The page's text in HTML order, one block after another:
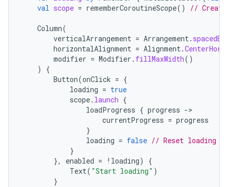
val scope = rememberCoroutineScope() // Create
Column(
verticalArrangement = Arrangement. spacedBy
horizontalAlignment = Alignment.
modifier = Modifier . fillMaxWidth()
)
{
Button(onClick = {
loading = true
scope. launch {
loadProgress { progress -
currentProgress = progress
}
loading = false // Reset loading
}
},
enabled = ! loading)
{
Text( "Start loading" )
}